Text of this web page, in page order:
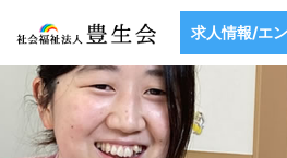
求人情報/エ